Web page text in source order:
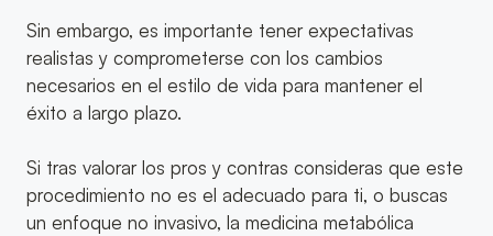
Sin embargo, es importante tener expectativas
realistas y comprometerse con los cambios
necesarios en el estilo de vida para mantener el
éxito a largo plazo.
Si tras valorar los pros y contras consideras que este
procedimiento no es el adecuado para ti, o buscas
un enfoque no invasivo, la medicina metabólica